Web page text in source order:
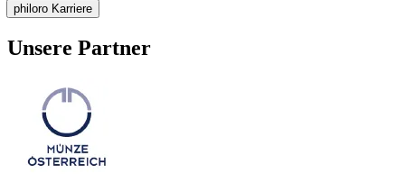
philoro Karriere
Unsere Partner